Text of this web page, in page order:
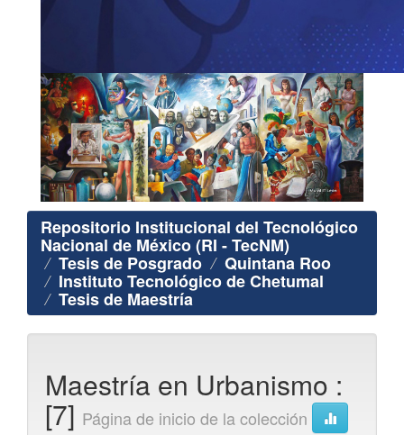
Repositorio Institucional del Tecnológico
Nacional de México (RI - TecNM)
Tesis de Posgrado Quintana Roo
Instituto Tecnológico de Chetumal
Tesis de Maestría
Maestría en Urbanismo :
[7] Página de inicio de la colección